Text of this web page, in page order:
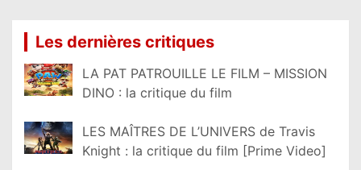
Les dernières critiques
LA PAT PATROUILLE LE FILM – MISSION
DINO : la critique du film
LES MAÎTRES DE L’UNIVERS de Travis
Knight : la critique du film [Prime Video]